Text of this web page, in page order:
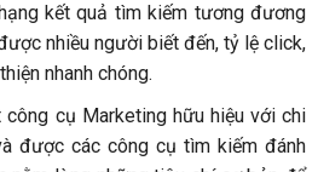
kết quả tìm kiếm tương đương
nhiều người biết đến, tỷ lệ click,
nhanh chóng.
cụ Marketing hữu hiệu với chi
được các công cụ tìm kiếm đánh